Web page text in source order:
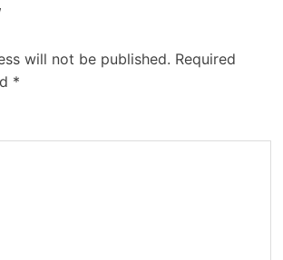
will not be published. Required
*